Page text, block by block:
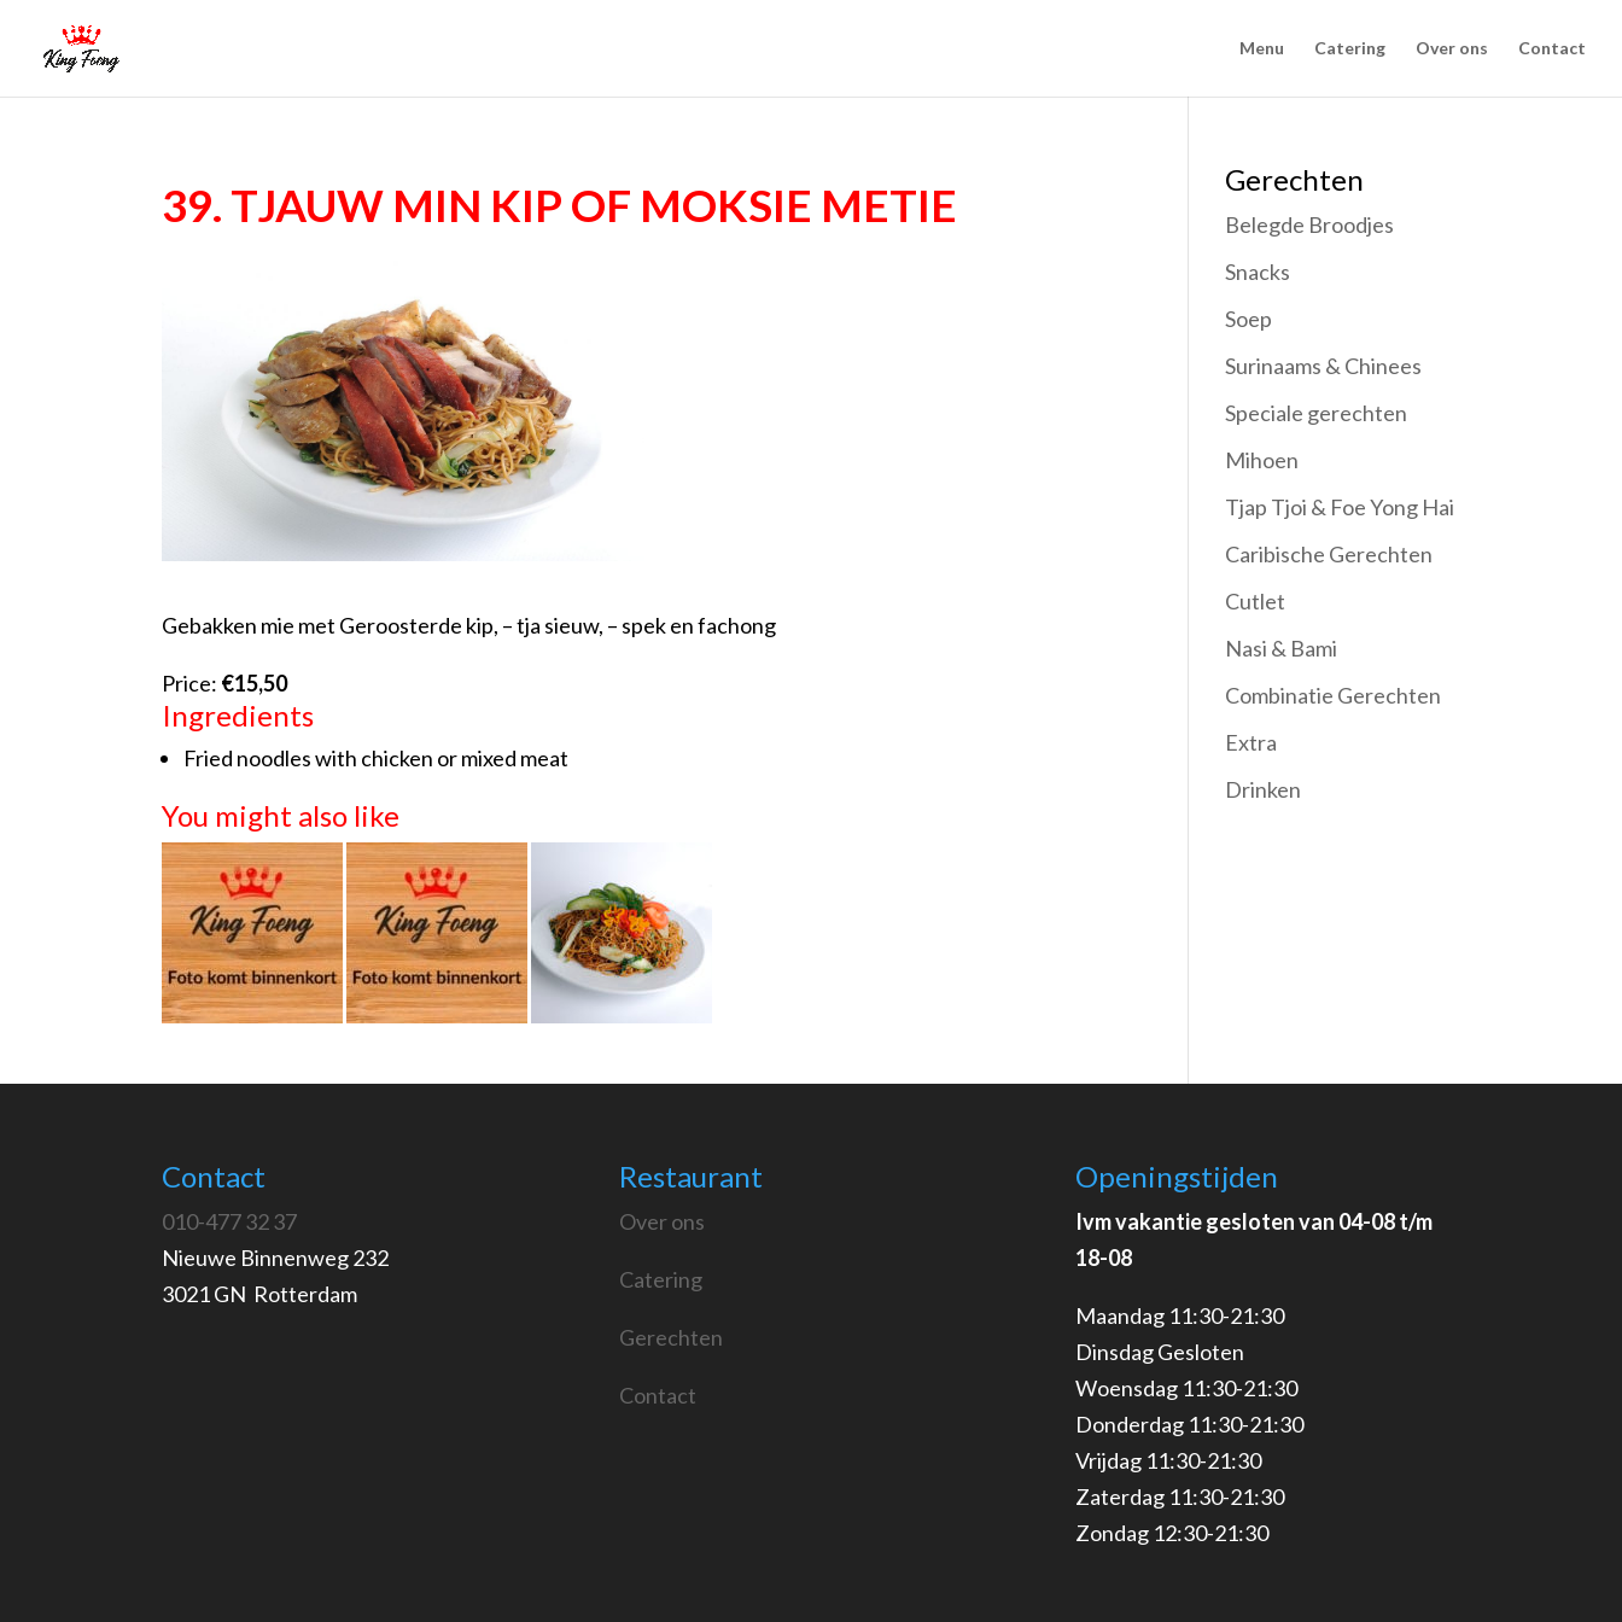
Menu Catering Over ons Contact
39. Tjauw Min kip of moksie metie
Gebakken mie met Geroosterde kip, – tja sieuw, – spek en fachong
Price: €15,50
Ingredients
Fried noodles with chicken or mixed meat
You might also like
Gerechten
Belegde Broodjes
Snacks
Soep
Surinaams & Chinees
Speciale gerechten
Mihoen
Tjap Tjoi & Foe Yong Hai
Caribische Gerechten
Cutlet
Nasi & Bami
Combinatie Gerechten
Extra
Drinken
Contact
010-477 32 37
Nieuwe Binnenweg 232
3021 GN Rotterdam
Restaurant
Over ons
Catering
Gerechten
Contact
Openingstijden
Ivm vakantie gesloten van 04-08 t/m
18-08
Maandag 11:30-21:30
Dinsdag Gesloten
Woensdag 11:30-21:30
Donderdag 11:30-21:30
Vrijdag 11:30-21:30
Zaterdag 11:30-21:30
Zondag 12:30-21:30